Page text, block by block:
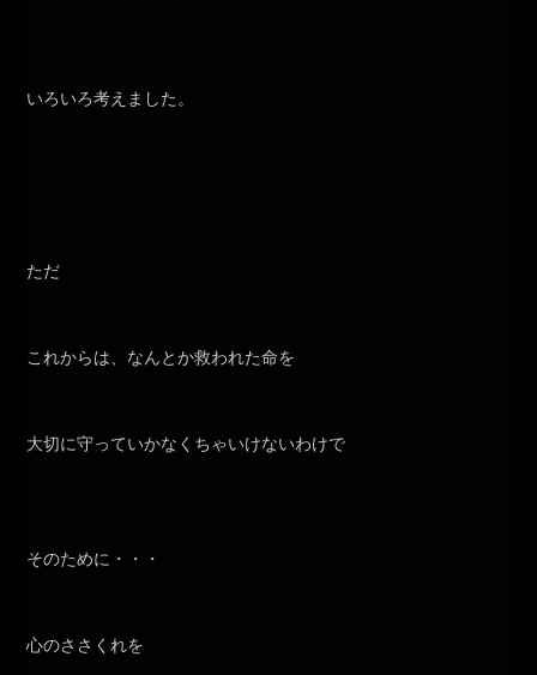
いろいろ考えました。
ただ
これからは、なんとか救われた命を
大切に守っていかなくちゃいけないわけで
そのために・・・
心のささくれを